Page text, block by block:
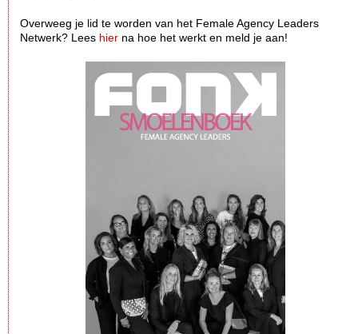
Overweeg je lid te worden van het Female Agency Leaders
Netwerk? Lees hier na hoe het werkt en meld je aan!